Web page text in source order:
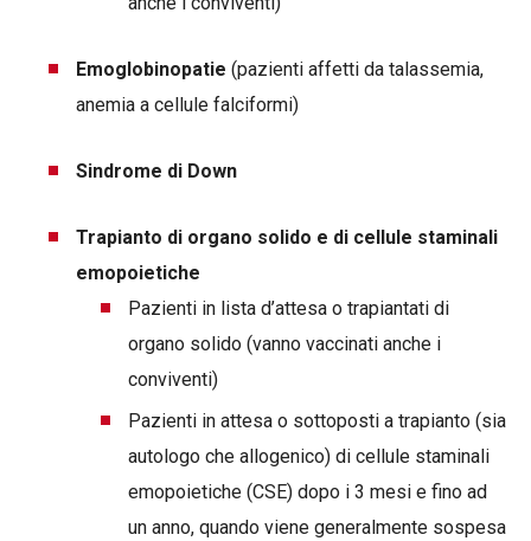
Emoglobinopatie (pazienti affetti da talassemia,
anemia a cellule falciformi)
Sindrome di Down
Trapianto di organo solido e di cellule staminali
emopoietiche
Pazienti in lista d’attesa o trapiantati di
organo solido (vanno vaccinati anche i
conviventi)
Pazienti in attesa o sottoposti a trapianto (sia
autologo che allogenico) di cellule staminali
emopoietiche (CSE) dopo i 3 mesi e fino ad
un anno, quando viene generalmente sospesa